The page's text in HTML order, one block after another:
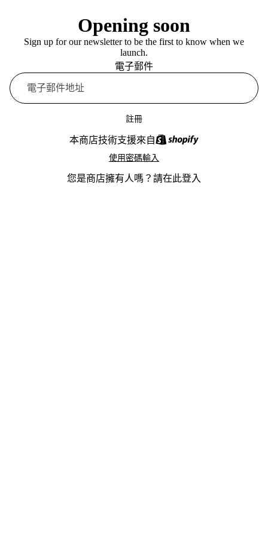
Opening soon
Sign up for our newsletter to be the first to know when we
launch.
電子郵件
註冊
本商店技術支援來自
使用密碼輸入
您是商店擁有人嗎？ 請在此登入